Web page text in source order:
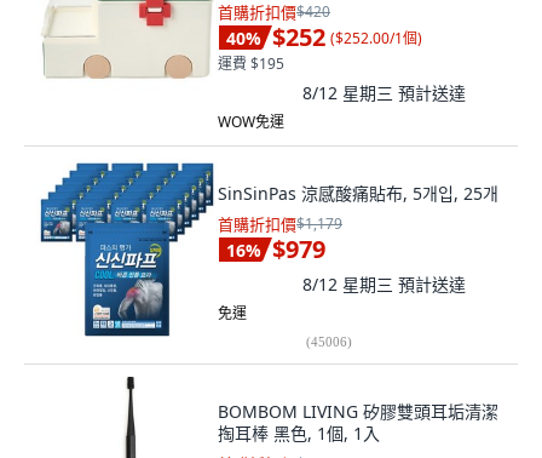
首購折扣價$420
40% $252 ($252.00/1個)
運費 $195
8/12 星期三 預計送達
WOW免運
SinSinPas 涼感酸痛貼布, 5개입, 25개
首購折扣價$1,179
16% $979
8/12 星期三 預計送達
免運
(45006)
BOMBOM LIVING 矽膠雙頭耳垢清潔
掏耳棒 黑色, 1個, 1入